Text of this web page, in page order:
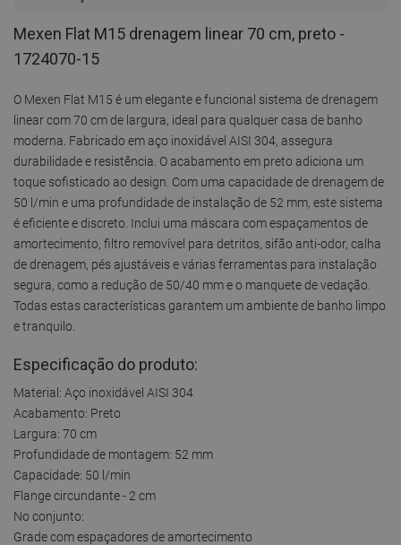
Mexen Flat M15 drenagem linear 70 cm, preto -
1724070-15
O Mexen Flat M15 é um elegante e funcional sistema de drenagem
linear com 70 cm de largura, ideal para qualquer casa de banho
moderna. Fabricado em aço inoxidável AISI 304, assegura
durabilidade e resistência. O acabamento em preto adiciona um
toque sofisticado ao design. Com uma capacidade de drenagem de
50 l/min e uma profundidade de instalação de 52 mm, este sistema
é eficiente e discreto. Inclui uma máscara com espaçamentos de
amortecimento, filtro removível para detritos, sifão anti-odor, calha
de drenagem, pés ajustáveis e várias ferramentas para instalação
segura, como a redução de 50/40 mm e o manquete de vedação.
Todas estas características garantem um ambiente de banho limpo
e tranquilo.
Especificação do produto:
Material: Aço inoxidável AISI 304
Acabamento: Preto
Largura: 70 cm
Profundidade de montagem: 52 mm
Capacidade: 50 l/min
Flange circundante - 2 cm
No conjunto:
Grade com espaçadores de amortecimento